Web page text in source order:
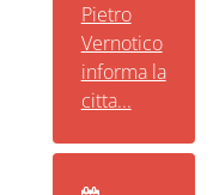
Pietro
Vernotico
informa la
citta...